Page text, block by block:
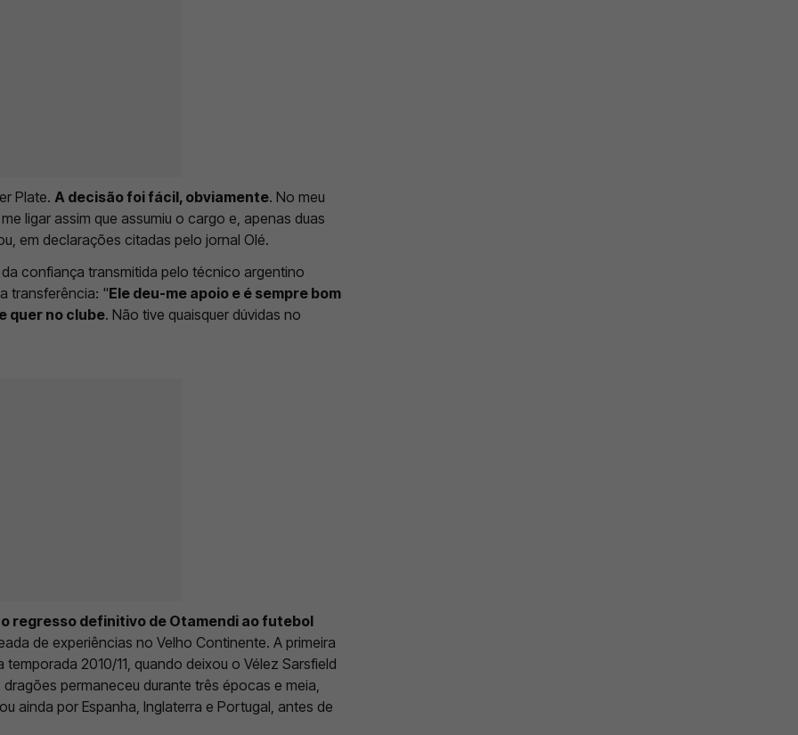
Plate. A decisão foi fácil, obviamente. No meu
ligar assim que assumiu o cargo e, apenas duas
em declarações citadas pelo jornal Olé.
confiança transmitida pelo técnico argentino
transferência: "Ele deu-me apoio e é sempre bom
quer no clube. Não tive quaisquer dúvidas no
regresso definitivo de Otamendi ao futebol
de experiências no Velho Continente. A primeira
2010/11, quando deixou o Vélez Sarsfield
permaneceu durante três épocas e meia,
ainda por Espanha, Inglaterra e Portugal, antes de